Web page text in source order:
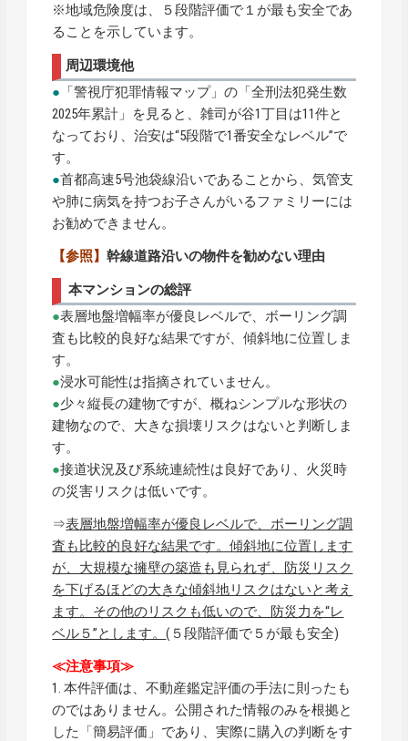
※地域危険度は、５段階評価で１が最も安全であ
ることを示しています。
周辺環境他
● 「警視庁犯罪情報マップ」の「全刑法犯発生数
2025年累計」を見ると、雑司が谷1丁目は11件と
なっており、治安は“5段階で1番安全なレベル”で
す。
●首都高速5号池袋線沿いであることから、気管支
や肺に病気を持つお子さんがいるファミリーには
お勧めできません。
【参照】幹線道路沿いの物件を勧めない理由
本マンションの総評
●表層地盤増幅率が優良レベルで、ボーリング調
査も比較的良好な結果ですが、傾斜地に位置しま
す。
●浸水可能性は指摘されていません。
●少々縦長の建物ですが、概ねシンプルな形状の
建物なので、大きな損壊リスクはないと判断しま
す。
●接道状況及び系統連続性は良好であり、火災時
の災害リスクは低いです。
⇒表層地盤増幅率が優良レベルで、ボーリング調
査も比較的良好な結果です。傾斜地に位置します
が、大規模な擁壁の築造も見られず、防災リスク
を下げるほどの大きな傾斜地リスクはないと考え
ます。その他のリスクも低いので、防災力を“レ
ベル５”とします。(５段階評価で５が最も安全)
≪注意事項≫
1. 本件評価は、不動産鑑定評価の手法に則ったも
のではありません。公開された情報のみを根拠と
した「簡易評価」であり、実際に購入の判断をす